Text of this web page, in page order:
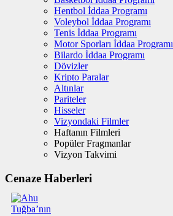
Hentbol İddaa Programı
Voleybol İddaa Programı
Tenis İddaa Programı
Motor Sporları İddaa Programı
Bilardo İddaa Programı
Dövizler
Kripto Paralar
Altınlar
Pariteler
Hisseler
Vizyondaki Filmler
Haftanın Filmleri
Popüler Fragmanlar
Vizyon Takvimi
Cenaze Haberleri